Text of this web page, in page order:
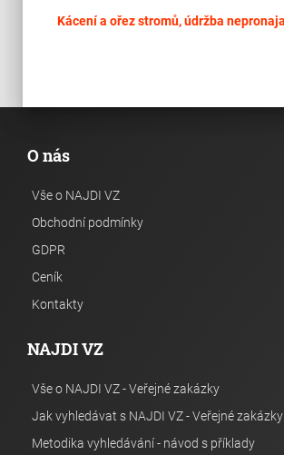
O nás
Vše o NAJDI VZ
Obchodní podmínky
GDPR
Ceník
Kontakty
NAJDI VZ
Vše o NAJDI VZ - Veřejné zakázky
Jak vyhledávat s NAJDI VZ - Veřejné zakázky
Metodika vyhledávání - návod s příklady